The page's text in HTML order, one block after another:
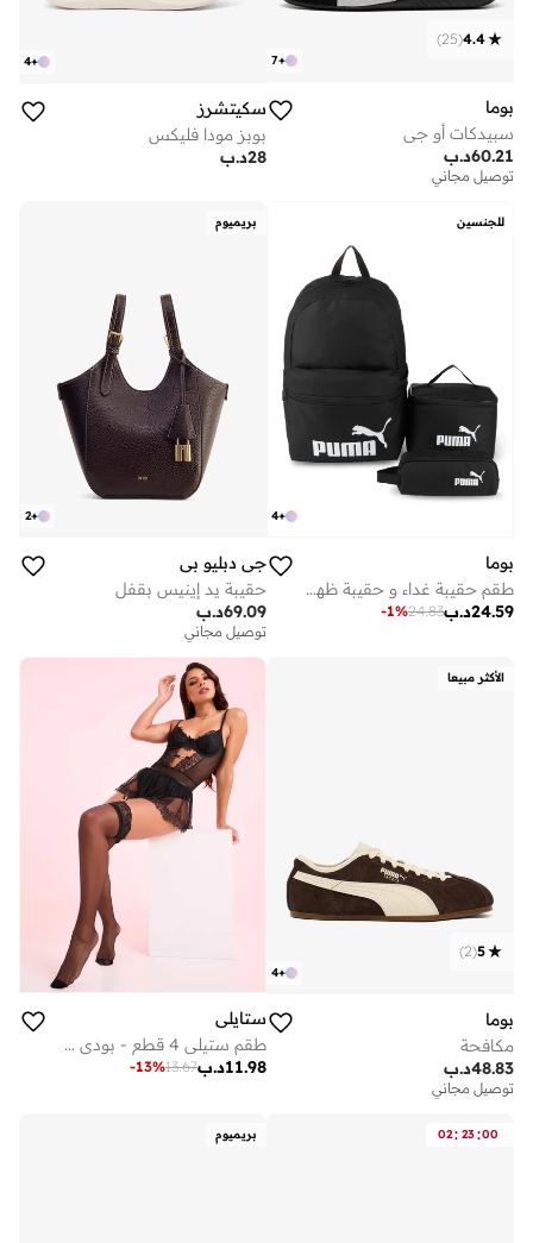
+
7
4.4
(
25
)
بوما
سبيدكات أو جي
د.ب60.21
توصيل مجاني
+
4
سكيتشرز
بوبز مودا فليكس
د.ب28
للجنسين
+
4
بوما
طقم حقيبة غداء و حقيبة ظهر بي تي اس
د.ب24.59
24.83
-1%
بريميوم
+
2
جي دبليو بي
حقيبة يد إينيس بقفل
د.ب69.09
توصيل مجاني
الأكثر مبيعا
+
4
5
(
2
)
بوما
مكافحة
د.ب48.83
توصيل مجاني
ستايلي
طقم ستيلي 4 قطع - بودي سوت دانتيل، تنورة، حمالات وجوارب فخذ عالية
د.ب11.98
13.67
-13%
02: 23:00 بريميوم